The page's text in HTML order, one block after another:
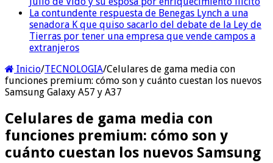
La contundente respuesta de Benegas Lynch a una
senadora K que quiso sacarlo del debate de la Ley de
Tierras por tener una empresa que vende campos a
extranjeros
Inicio/TECNOLOGIA/Celulares de gama media con
funciones premium: cómo son y cuánto cuestan los nuevos
Samsung Galaxy A57 y A37
Celulares de gama media con
funciones premium: cómo son y
cuánto cuestan los nuevos Samsung